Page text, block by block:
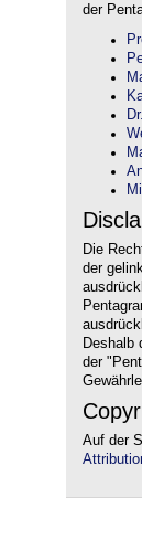
der
Die
der
Deshalb
der
Auf der